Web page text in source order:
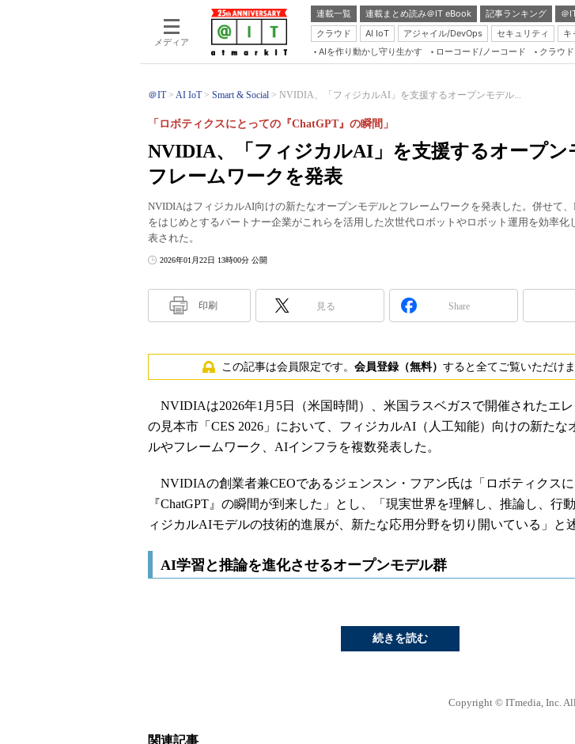
メディア
連載一覧 連載まとめ読み＠IT eBook 記事ランキング ＠
クラウド
AI IoT アジャイル/DevOps セキュリティ キ
AIを作り動かし守り生かす ローコード/ノーコード クラウ
＠IT AI IoT Smart & Social NVIDIA、「フィジカルAI」を支援するオープンモデル...
NVIDIA、「フィジカルAI」を支援するオープン
フレームワークを発表
「ロボティクスにとっての『ChatGPT』の瞬間」
NVIDIAはフィジカルAI向けの新たなオープンモデルとフレームワークを発表した。併せて、
をはじめとするパートナー企業がこれらを活用した次世代ロボットやロボット運用を効率化
表された。
2026年01月22日 13時00分 公開
印刷 見る Share
この記事は会員限定です。 会員登録（無料） すると全てご覧いただけま
NVIDIAは2026年1月5日（米国時間）、米国ラスベガスで開催されたエ
の見本市「CES 2026」において、フィジカルAI（人工知能）向けの新たな
ルやフレームワーク、AIインフラを複数発表した。
NVIDIAの創業者兼CEOであるジェンスン・フアン氏は「ロボティクス
『ChatGPT』の瞬間が到来した」とし、「現実世界を理解し、推論し、行
ィジカルAIモデルの技術的進展が、新たな応用分野を切り開いている」と
AI学習と推論を進化させるオープンモデル群
続きを読む
Copyright © ITmedia, Inc.
関連記事